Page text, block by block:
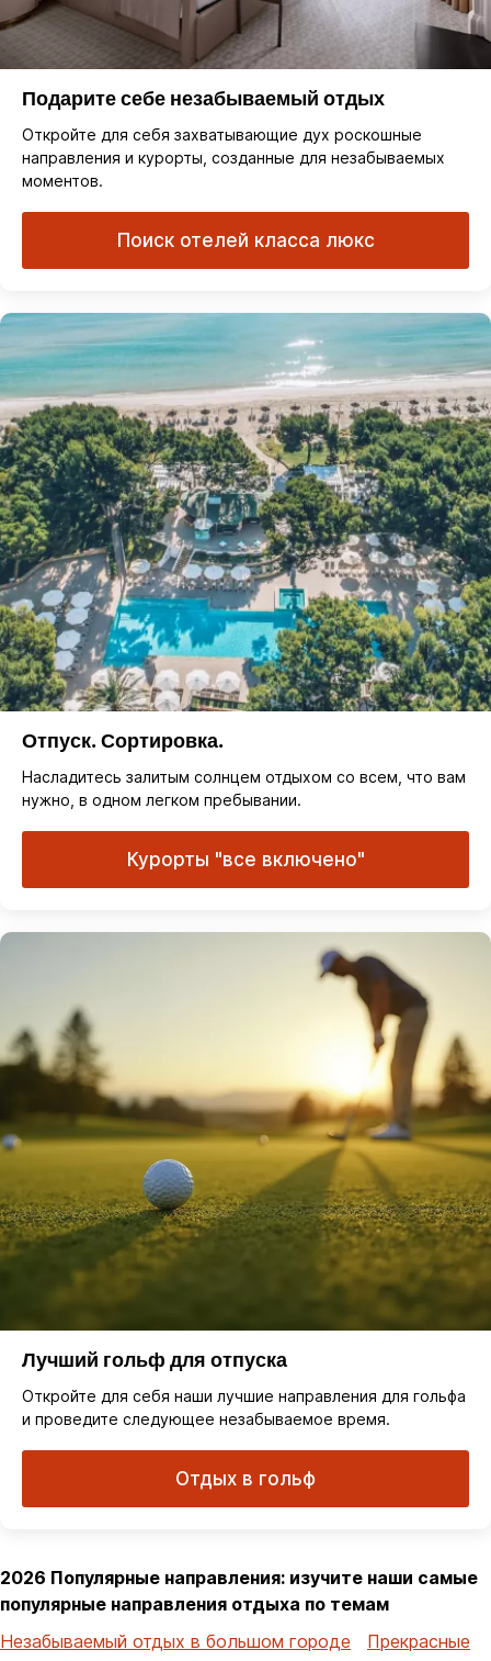
Подарите себе незабываемый отдых
Откройте для себя захватывающие дух роскошные
направления и курорты, созданные для незабываемых
моментов.
Поиск отелей класса люкс
Отпуск. Сортировка.
Насладитесь залитым солнцем отдыхом со всем, что вам
нужно, в одном легком пребывании.
Курорты "все включено"
Лучший гольф для отпуска
Откройте для себя наши лучшие направления для гольфа
и проведите следующее незабываемое время.
Отдых в гольф
2026 Популярные направления: изучите наши самые
популярные направления отдыха по темам
Незабываемый отдых в большом городе
Прекрасные